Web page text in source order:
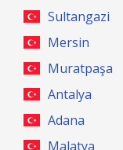
Sultangazi
Mersin
Muratpaşa
Antalya
Adana
Malatya